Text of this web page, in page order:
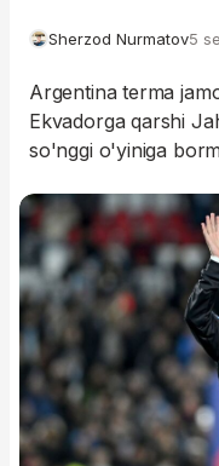
Sherzod Nurmatov5
Argentina terma
Ekvadorga qarshi
so'nggi o'yiniga